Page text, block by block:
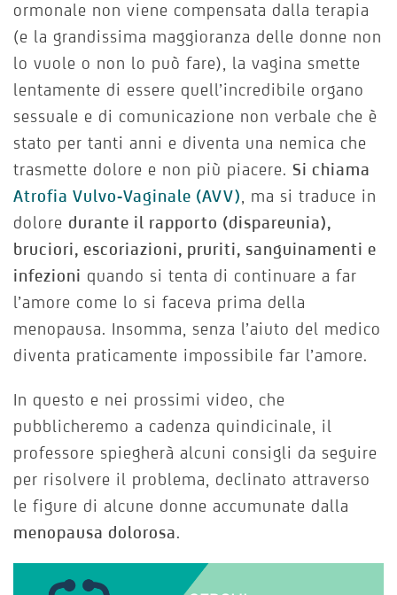
ormonale non viene compensata dalla terapia
(e la grandissima maggioranza delle donne non
lo vuole o non lo può fare), la vagina smette
lentamente di essere quell’incredibile organo
sessuale e di comunicazione non verbale che è
stato per tanti anni e diventa una nemica che
trasmette dolore e non più piacere. Si chiama
Atrofia Vulvo-Vaginale (AVV) , ma si traduce in
dolore durante il rapporto (dispareunia),
bruciori, escoriazioni, pruriti, sanguinamenti e
infezioni quando si tenta di continuare a far
l’amore come lo si faceva prima della
menopausa. Insomma, senza l’aiuto del medico
diventa praticamente impossibile far l’amore.
In questo e nei prossimi video, che
pubblicheremo a cadenza quindicinale, il
professore spiegherà alcuni consigli da seguire
per risolvere il problema, declinato attraverso
le figure di alcune donne accumunate dalla
menopausa dolorosa.